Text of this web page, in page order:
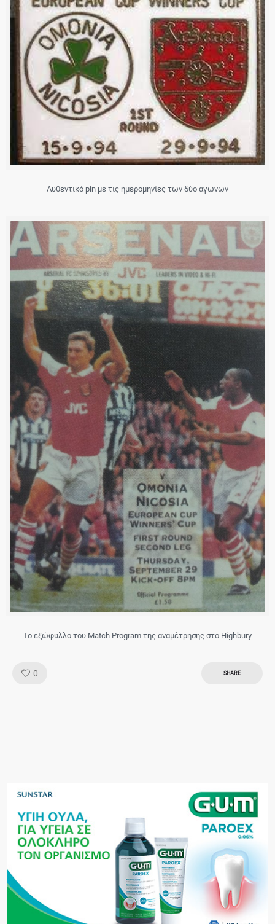
Αυθεντικό pin με τις ημερομηνίες των δύο αγώνων
Το εξώφυλλο του Match Program της αναμέτρησης στο Highbury
0 SHARE